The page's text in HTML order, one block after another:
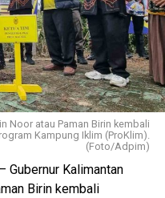
Noor atau Paman Birin kembali
Kampung Iklim (ProKlim).
(Foto/Adpim)
– Gubernur Kalimantan
Birin kembali